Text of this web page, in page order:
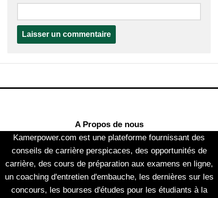
A Propos de nous
Kamerpower.com est une plateforme fournissant des
conseils de carrière perspicaces, des opportunités de
carrière, des cours de préparation aux examens en ligne,
un coaching d'entretien d'embauche, les dernières sur les
concours, les bourses d'études pour les étudiants à la